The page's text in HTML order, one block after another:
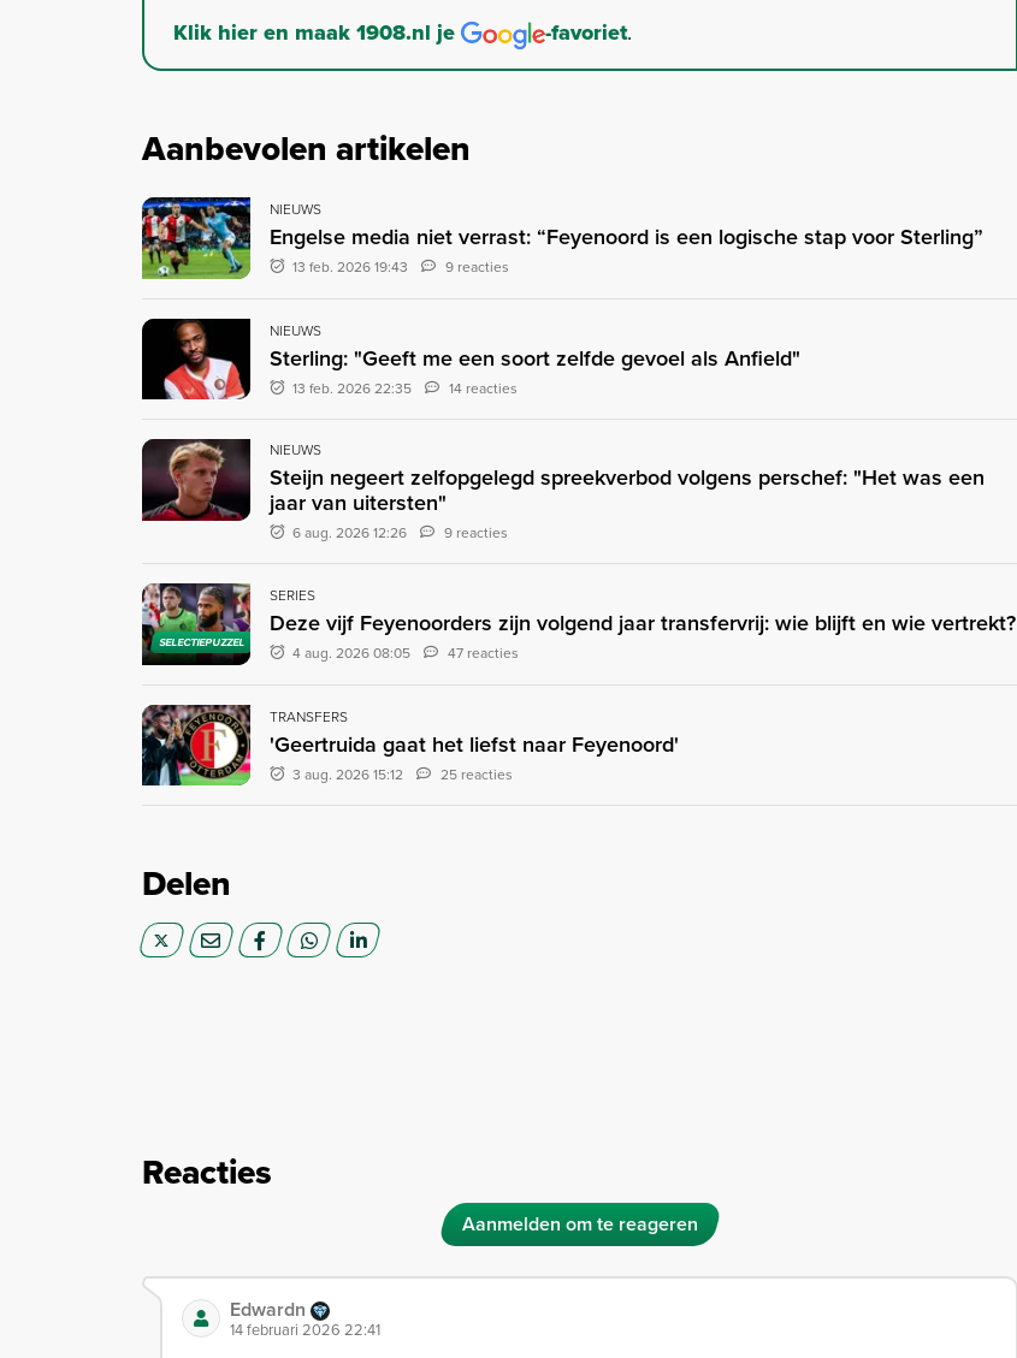
Klik hier en maak 1908.nl je
-favoriet.
Aanbevolen artikelen
NIEUWS
Engelse media niet verrast: “Feyenoord is een logische stap voor Sterling”
13 feb. 2026 19:43 9 reacties
NIEUWS
Sterling: "Geeft me een soort zelfde gevoel als Anfield"
13 feb. 2026 22:35 14 reacties
NIEUWS
Steijn negeert zelfopgelegd spreekverbod volgens perschef: "Het was een
jaar van uitersten"
6 aug. 2026 12:26 9 reacties
SELECTIEPUZZEL
SERIES
Deze vijf Feyenoorders zijn volgend jaar transfervrij: wie blijft en wie vertrekt?
4 aug. 2026 08:05 47 reacties
TRANSFERS
'Geertruida gaat het liefst naar Feyenoord'
3 aug. 2026 15:12 25 reacties
Delen
Reacties
Aanmelden om te reageren
Edwardn
14 februari 2026 22:41